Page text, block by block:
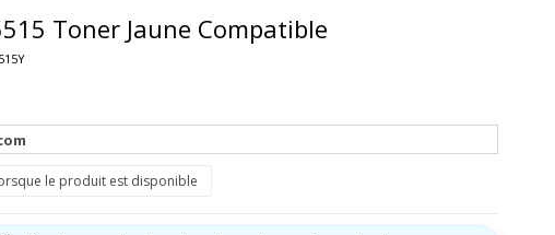
Toner Jaune Compatible
le produit est disponible